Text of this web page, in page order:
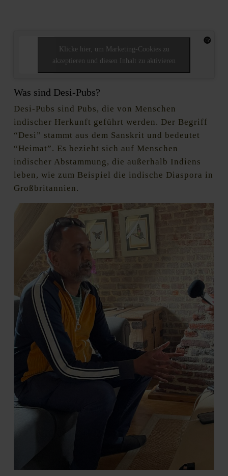
Klicke hier, um Marketing-Cookies zu
akzeptieren und diesen Inhalt zu aktivieren
Was sind Desi-Pubs?
Desi-Pubs sind Pubs, die von Menschen
indischer Herkunft geführt werden. Der Begriff
“Desi” stammt aus dem Sanskrit und bedeutet
“Heimat”. Es bezieht sich auf Menschen
indischer Abstammung, die außerhalb Indiens
leben, wie zum Beispiel die indische Diaspora in
Großbritannien.